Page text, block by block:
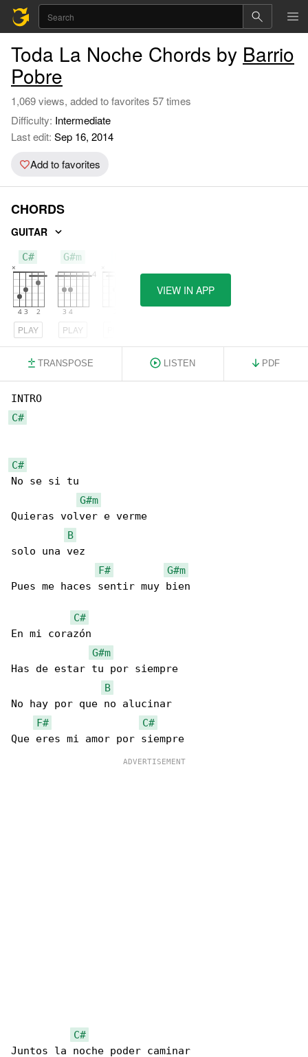
Toda La Noche Chords by Barrio
Pobre
1,069 views, added to favorites 57 times
Difficulty: Intermediate
Last edit: Sep 16, 2014
Add to favorites
CHORDS
GUITAR
C#
PLAY
G#m
PLAY
VIEW IN APP
TRANSPOSE LISTEN PDF
C#
C#
No se si tu
G#m
Quieras volver e verme
B
solo una vez
F#
G#m
Pues me haces sentir muy bien
C#
En mi corazón
G#m
Has de estar tu por siempre
B
No hay por que no alucinar
F#
C#
C#
Juntos la noche poder caminar